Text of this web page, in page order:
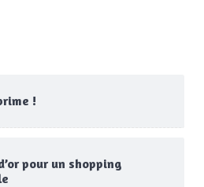
!
pour un shopping